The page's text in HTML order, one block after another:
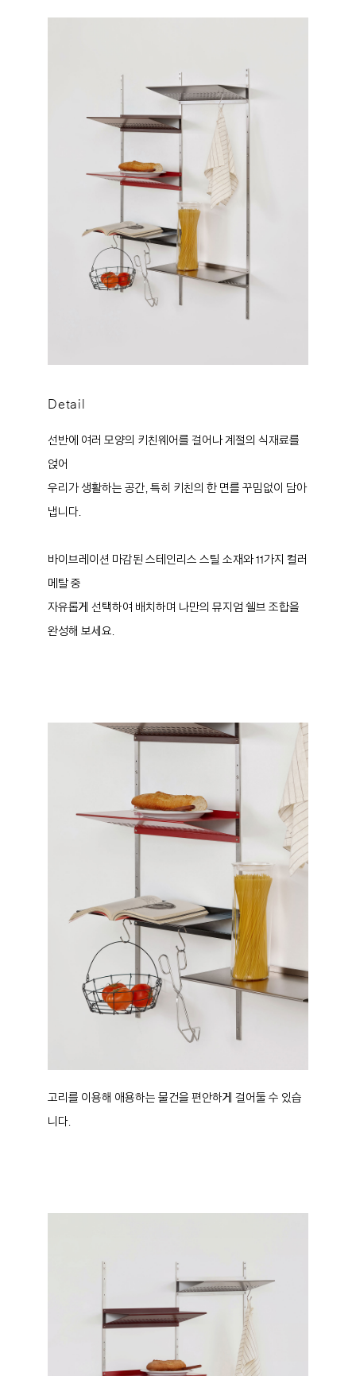
Detail
선반에 여러 모양의 키친웨어를 걸어나 계절의 식재료를
얹어
우리가 생활하는 공간, 특히 키친의 한 면를 꾸밈없이 담아
냅니다.
바이브레이션 마감된 스테인리스 스틸 소재와 11가지 컬러
메탈 중
자유롭게 선택하여 배치하며 나만의 뮤지엄 쉘브 조합을
완성해 보세요.
고리를 이용해 애용하는 물건을 편안하게 걸어둘 수 있습
니다.